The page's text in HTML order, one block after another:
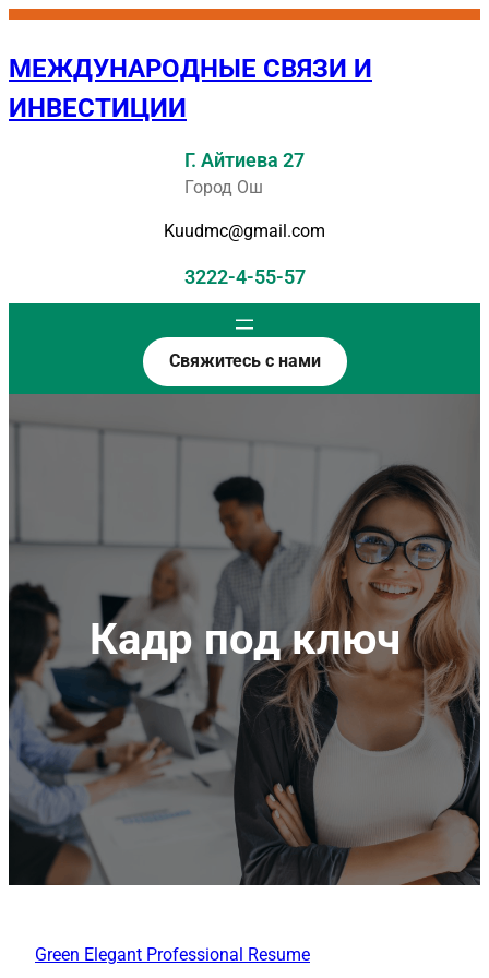
Перейти
содержимому
МЕЖДУНАРОДНЫЕ СВЯЗИ И
ИНВЕСТИЦИИ
Г. Айтиева 27
Город Ош
Kuudmc@gmail.com
3222-4-55-57
Свяжитесь с нами
Кадр под ключ
Green Elegant Professional Resume